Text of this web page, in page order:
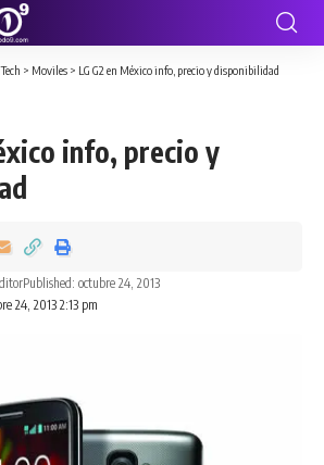
Tech > Moviles > LG G2 en México info, precio y disponibilidad
info, precio y
24, 2013 2:13 pm
Published: octubre 24, 2013